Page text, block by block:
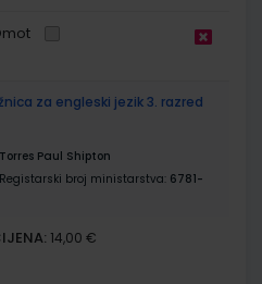
za engleski jezik 3. razred
Paul Shipton
Registarski broj ministarstva: 6781-
14,00 €